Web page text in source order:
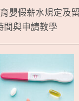
嬰假薪水規定及
間與申請教學